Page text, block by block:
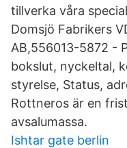
tillverka våra
Domsjö Fabrikers
AB,556013-5872 -
bokslut, nyckeltal,
styrelse, Status,
Rottneros är en
avsalumassa.
Ishtar gate berlin